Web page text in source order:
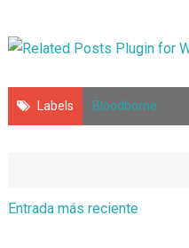
Labels Bloodborne
Entrada más reciente